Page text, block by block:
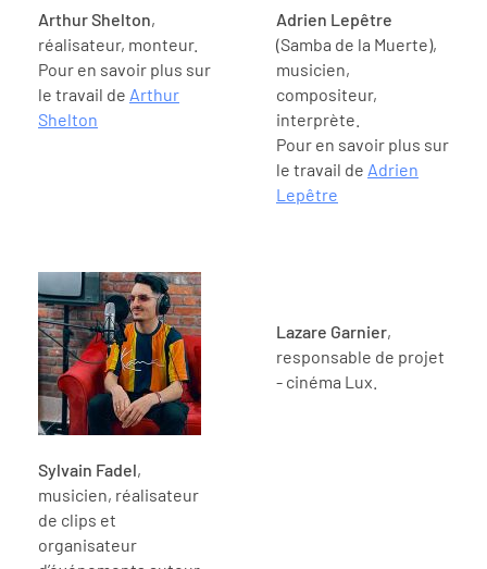
Arthur Shelton,
réalisateur, monteur.
Pour en savoir plus sur
le travail de Arthur
Shelton
Adrien Lepêtre
(Samba de la Muerte),
musicien,
compositeur,
interprète.
Pour en savoir plus sur
le travail de Adrien
Lepêtre
Sylvain Fadel,
musicien, réalisateur
de clips et
organisateur
Lazare Garnier,
responsable de projet
- cinéma Lux.